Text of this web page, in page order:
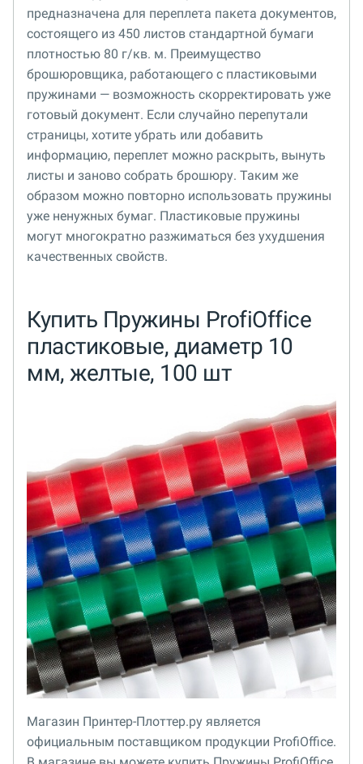
предназначена для переплета пакета документов,
состоящего из 450 листов стандартной бумаги
плотностью 80 г/кв. м. Преимущество
брошюровщика, работающего с пластиковыми
пружинами — возможность скорректировать уже
готовый документ. Если случайно перепутали
страницы, хотите убрать или добавить
информацию, переплет можно раскрыть, вынуть
листы и заново собрать брошюру. Таким же
образом можно повторно использовать пружины
уже ненужных бумаг. Пластиковые пружины
могут многократно разжиматься без ухудшения
качественных свойств.
Купить Пружины ProfiOffice
пластиковые, диаметр 10
мм, желтые, 100 шт
Магазин Принтер-Плоттер.ру является
официальным поставщиком продукции ProfiOffice.